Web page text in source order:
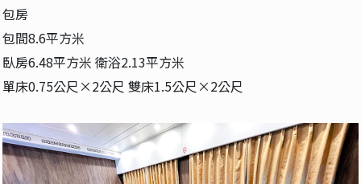
包房
包間8.6平方米
臥房6.48平方米 衛浴2.13平方米
單床0.75公尺×2公尺 雙床1.5公尺×2公尺